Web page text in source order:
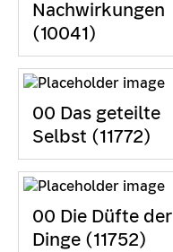
Nachwirkungen
(10041)
00 Das geteilte
Selbst (11772)
00 Die Düfte der
Dinge (11752)